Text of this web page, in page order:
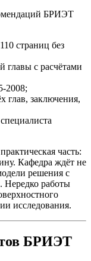
БРИЭТ
страниц без
главы с расчётами
2008;
глав, заключения,
часть:
Кафедра ждёт не
решения с
Нередко работы
исследования.
БРИЭТ